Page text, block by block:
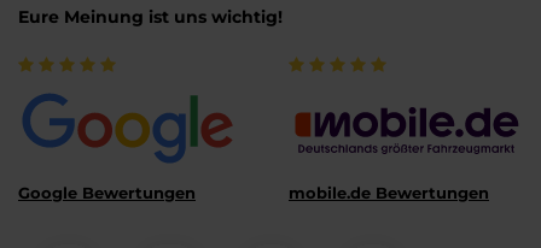
Eure Meinung ist uns wichtig!
Google Bewertungen mobile.de Bewertungen